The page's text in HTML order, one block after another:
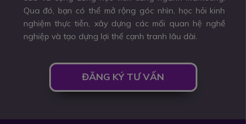
Qua đó, bạn có thể mở rộng góc nhìn, học hỏi kinh
nghiệm thực tiễn, xây dựng các mối quan hệ nghề
nghiệp và tạo dựng lợi thế cạnh tranh lâu dài.
ĐĂNG KÝ TƯ VẤN